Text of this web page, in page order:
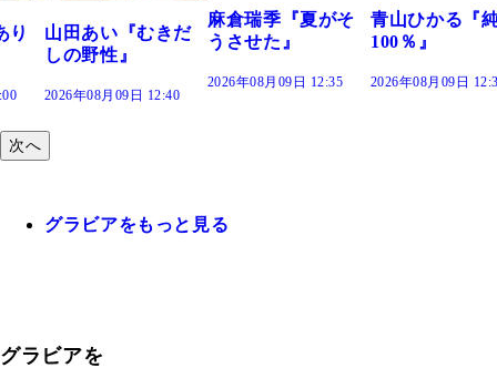
だ
麻倉瑞季『夏がそ
うさせた』
青山ひかる『純度
100％』
2026年08月09日 12:30
次へ
グラビアをもっと見る
グラビアを